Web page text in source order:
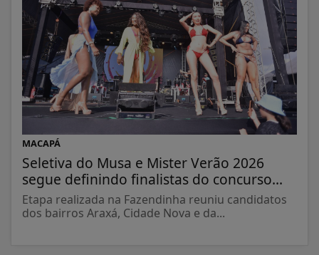
MACAPÁ
Seletiva do Musa e Mister Verão 2026
segue definindo finalistas do concurso...
Etapa realizada na Fazendinha reuniu candidatos
dos bairros Araxá, Cidade Nova e da...